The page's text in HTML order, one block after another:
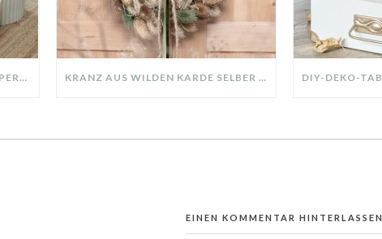
DIY UPCYLING IDEE: WIE MAN SPERRMÜLL IN EIN DESIGNER TEIL VERWANDELT KRANZ AUS WILDEN KARDE SELBER MACHEN: HERBSTDEKO GANZ EINFACH
EINEN KOMMENTAR HINTERLASSEN